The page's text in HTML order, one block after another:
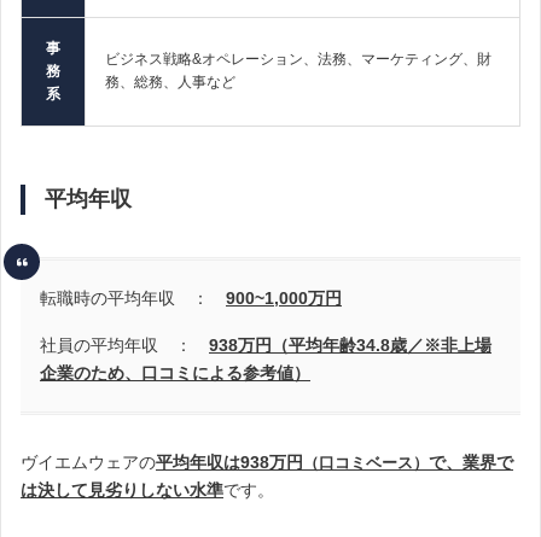
事
務
系
ビジネス戦略&オペレーション、法務、マーケティング、財
務、総務、人事など
平均年収
転職時の平均年収 ： 900~1,000万円
社員の平均年収 ： 938万円（平均年齢34.8歳／※非上場
企業のため、口コミによる参考値）
ヴイエムウェアの平均年収は938万円 （口コミベース） で、 業界で
は決して見劣りしない水準です。